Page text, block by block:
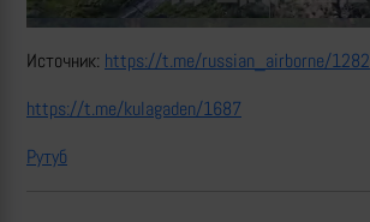
Источник: https://t.me/russian_airborne/1282
https://t.me/kulagaden/1687
Рутуб